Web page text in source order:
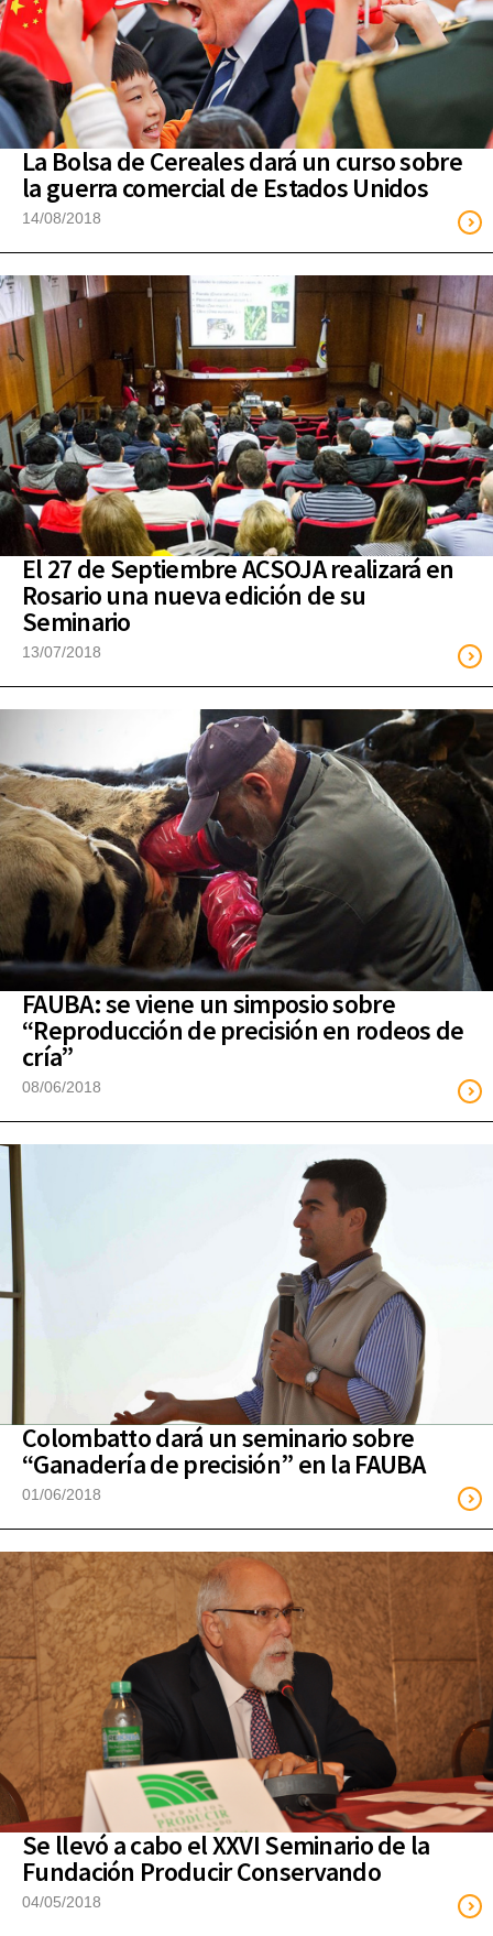
La Bolsa de Cereales dará un curso sobre
la guerra comercial de Estados Unidos
14/08/2018
El 27 de Septiembre ACSOJA realizará en
Rosario una nueva edición de su
Seminario
13/07/2018
FAUBA: se viene un simposio sobre
“Reproducción de precisión en rodeos de
cría”
08/06/2018
Colombatto dará un seminario sobre
“Ganadería de precisión” en la FAUBA
01/06/2018
Se llevó a cabo el XXVI Seminario de la
Fundación Producir Conservando
04/05/2018